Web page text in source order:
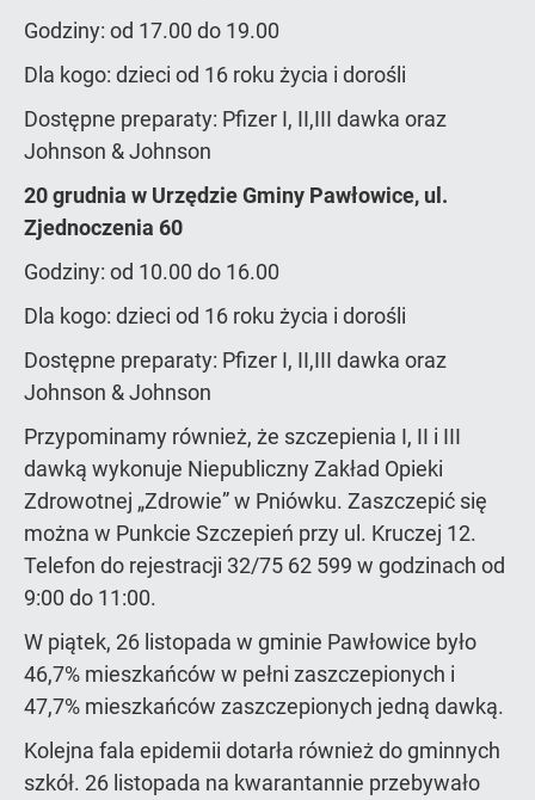
Godziny: od 17.00 do 19.00
Dla kogo: dzieci od 16 roku życia i dorośli
Dostępne preparaty: Pfizer I, II,III dawka oraz
Johnson & Johnson
20 grudnia w Urzędzie Gminy Pawłowice, ul.
Zjednoczenia 60
Godziny: od 10.00 do 16.00
Dla kogo: dzieci od 16 roku życia i dorośli
Dostępne preparaty: Pfizer I, II,III dawka oraz
Johnson & Johnson
Przypominamy również, że szczepienia I, II i III
dawką wykonuje Niepubliczny Zakład Opieki
Zdrowotnej „Zdrowie” w Pniówku. Zaszczepić się
można w Punkcie Szczepień przy ul. Kruczej 12.
Telefon do rejestracji 32/75 62 599 w godzinach od
9:00 do 11:00.
W piątek, 26 listopada w gminie Pawłowice było
46,7% mieszkańców w pełni zaszczepionych i
47,7% mieszkańców zaszczepionych jedną dawką.
Kolejna fala epidemii dotarła również do gminnych
szkół. 26 listopada na kwarantannie przebywało